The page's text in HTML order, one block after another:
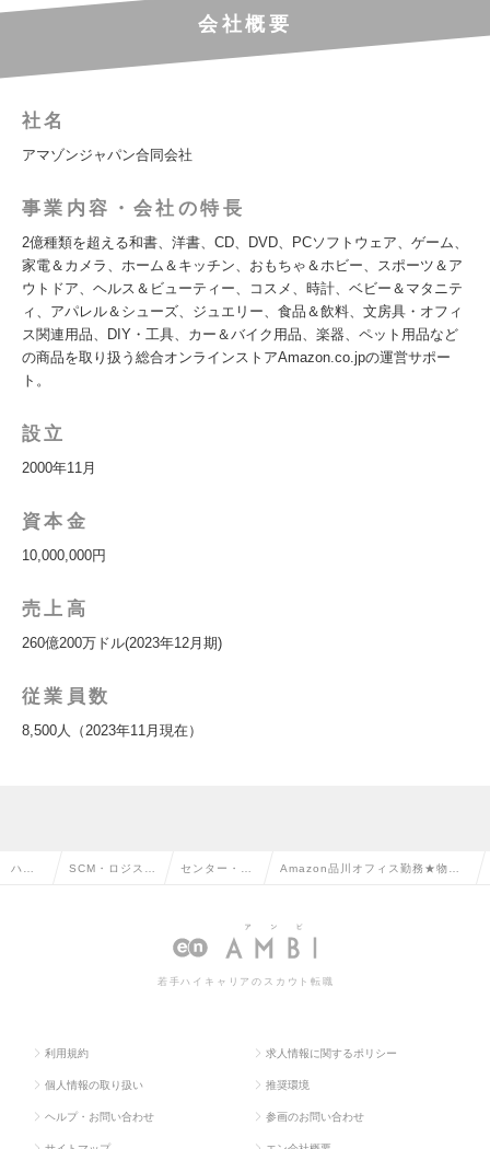
会社概要
社名
アマゾンジャパン合同会社
事業内容・会社の特長
2億種類を超える和書、洋書、CD、DVD、PCソフトウェア、ゲーム、
家電＆カメラ、ホーム＆キッチン、おもちゃ＆ホビー、スポーツ＆ア
ウトドア、ヘルス＆ビューティー、コスメ、時計、ベビー＆マタニテ
ィ、アパレル＆シューズ、ジュエリー、食品＆飲料、文房具・オフィ
ス関連用品、DIY・工具、カー＆バイク用品、楽器、ペット用品など
の商品を取り扱う総合オンラインストアAmazon.co.jpの運営サポー
ト。
設立
2000年11月
資本金
10,000,000円
売上高
260億200万ドル(2023年12月期)
従業員数
8,500人（2023年11月現在）
ハイ SCM・ロジステ センター・倉
行・配車管理
Amazon品川オフィス勤務★物流
年収450～500万円｜未経験歓迎
若手ハイキャリアのスカウト転職
利用規約 求人情報に関するポリシー
個人情報の取り扱い 推奨環境
ヘルプ・お問い合わせ 参画のお問い合わせ